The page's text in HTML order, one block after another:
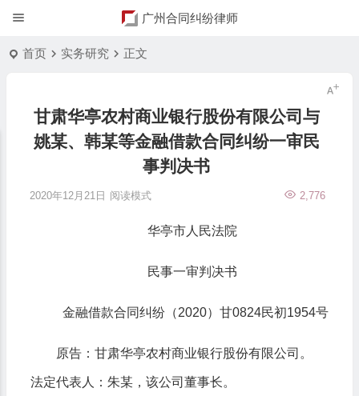
广州合同纠纷律师
首页 实务研究 正文
甘肃华亭农村商业银行股份有限公司与
姚某、韩某等金融借款合同纠纷一审民
事判决书
2020年12月21日 2,776
阅读模式
华亭市人民法院
民事一审判决书
金融借款合同纠纷（2020）甘0824民初1954号
原告：甘肃华亭农村商业银行股份有限公司。
法定代表人：朱某，该公司董事长。